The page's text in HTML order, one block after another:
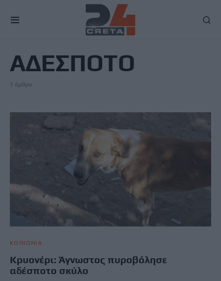
ΑΔΕΣΠΟΤΟ
1 άρθρο
ΚΟΙΝΩΝΙΑ
Κρυονέρι: Άγνωστος πυροβόλησε
αδέσποτο σκύλο